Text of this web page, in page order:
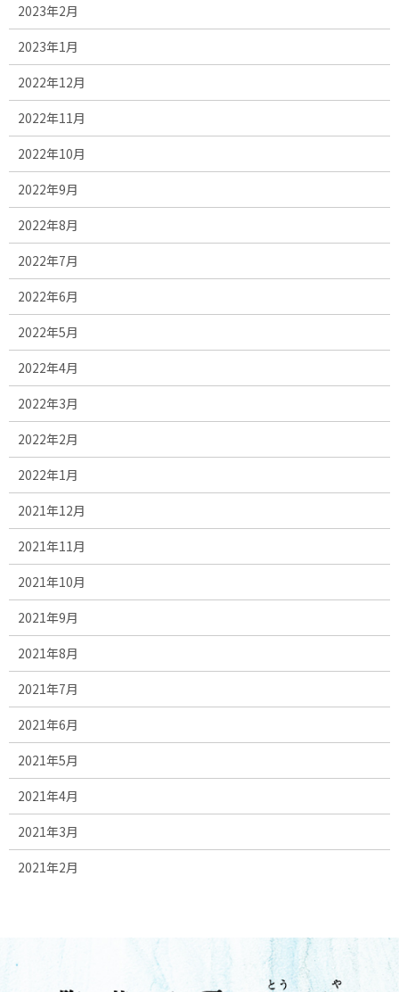
2023年2月
2023年1月
2022年12月
2022年11月
2022年10月
2022年9月
2022年8月
2022年7月
2022年6月
2022年5月
2022年4月
2022年3月
2022年2月
2022年1月
2021年12月
2021年11月
2021年10月
2021年9月
2021年8月
2021年7月
2021年6月
2021年5月
2021年4月
2021年3月
2021年2月